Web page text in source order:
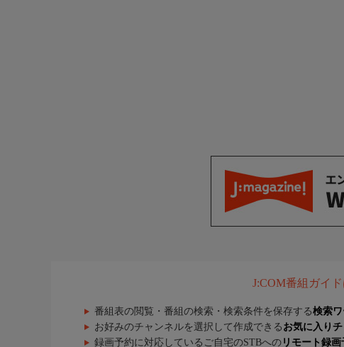
J:COM番組ガイ
番組表の閲覧・番組の検索・検索条件を保存する検索
お好みのチャンネルを選択して作成できる お気に入り
録画予約に対応しているご自宅のSTBへの リモート録画